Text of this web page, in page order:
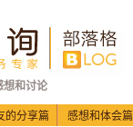
想和讨论
的分享篇 感想和体会篇